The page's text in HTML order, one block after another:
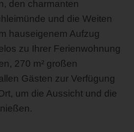
den charmanten
und die Weiten
hauseigenem Aufzug
zu Ihrer Ferienwohnung
270 m² großen
Gästen zur Verfügung
um die Aussicht und die